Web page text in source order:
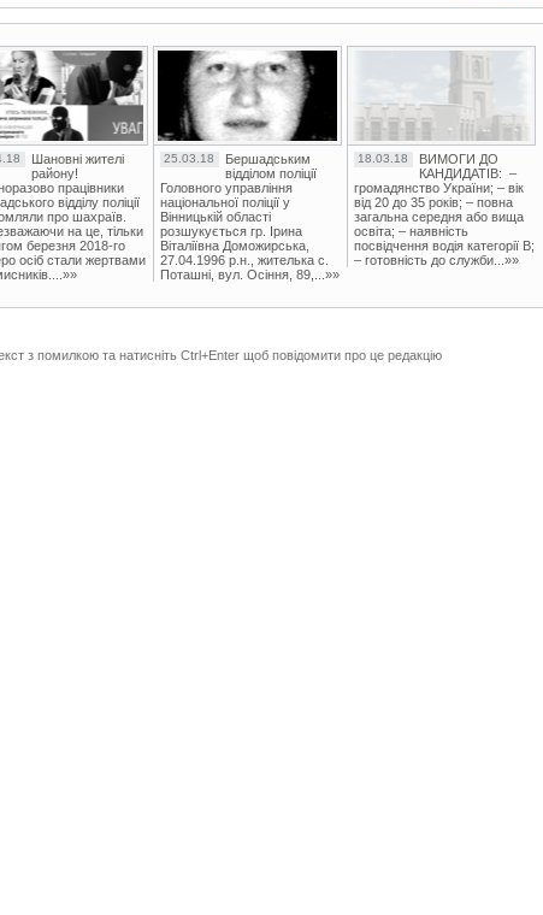
Шановні жителі
району!
працівники
відділу поліції
про шахраїв.
на це, тільки
березня 2018-го
осіб стали жертвами
25.03.18
Бершадським
відділом поліції
Головного управління
національної поліції у
Вінницькій області
розшукується гр. Ірина
Віталіївна Доможирська,
27.04.1996 р.н., жителька с.
Поташні, вул. Осіння, 89,...»»
18.03.18
ВИМОГИ ДО
КАНДИДАТІВ: –
громадянство України; – вік
від 20 до 35 років; – повна
загальна середня або вища
освіта; – наявність
посвідчення водія категорії В;
– готовність до служби...»»
з помилкою та натисніть Ctrl+Enter щоб повідомити про це редакцію